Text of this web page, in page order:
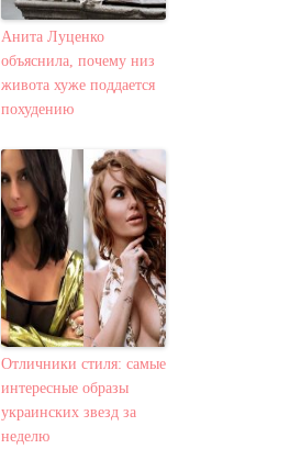
Анита Луценко
объяснила, почему низ
живота хуже поддается
похудению
Отличники стиля: самые
интересные образы
украинских звезд за
неделю